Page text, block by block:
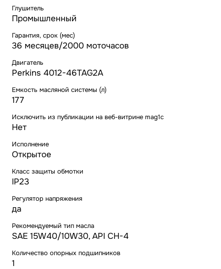
Глушитель
Промышленный
Гарантия, срок (мес)
36 месяцев/2000 моточасов
Двигатель
Perkins 4012-46TAG2A
Емкость масляной системы (л)
177
Исключить из публикации на веб-витрине mag1c
Нет
Исполнение
Открытое
Класс защиты обмотки
IP23
Регулятор напряжения
да
Рекомендуемый тип масла
SAE 15W40/10W30, API CH-4
Количество опорных подшипников
1